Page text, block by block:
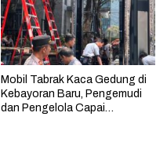
Mobil Tabrak Kaca Gedung di
Kebayoran Baru, Pengemudi
dan Pengelola Capai